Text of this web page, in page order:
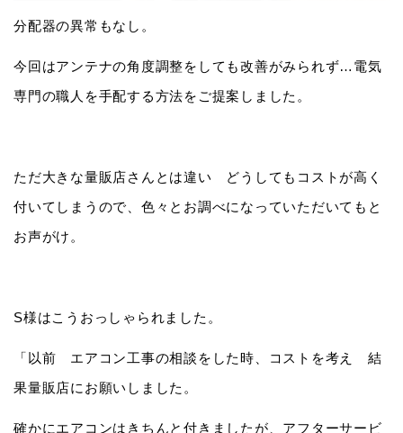
分配器の異常もなし。
今回はアンテナの角度調整をしても改善がみられず…電気
専門の職人を手配する方法をご提案しました。
ただ大きな量販店さんとは違い どうしてもコストが高く
付いてしまうので、色々とお調べになっていただいてもと
お声がけ。
S様はこうおっしゃられました。
「以前 エアコン工事の相談をした時、コストを考え 結
果量販店にお願いしました。
確かにエアコンはきちんと付きましたが、アフターサービ